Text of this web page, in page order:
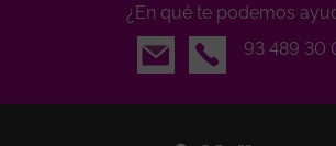
¿En qué te podemos
Email
93 489 30